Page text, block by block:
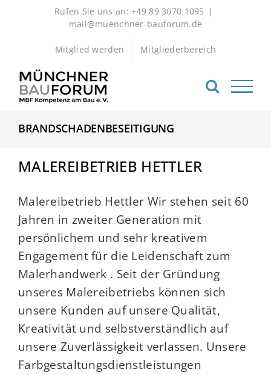
Rufen Sie uns an: +49 89 3070 1095 |
mail@muenchner-bauforum.de
Mitglied werden Mitgliederbereich
BRANDSCHADENBESEITIGUNG
MALEREIBETRIEB HETTLER
Malereibetrieb Hettler Wir stehen seit 60
Jahren in zweiter Generation mit
persönlichem und sehr kreativem
Engagement für die Leidenschaft zum
Malerhandwerk . Seit der Gründung
unseres Malereibetriebs können sich
unsere Kunden auf unsere Qualität,
Kreativität und selbstverständlich auf
unsere Zuverlässigkeit verlassen. Unsere
Farbgestaltungsdienstleistungen